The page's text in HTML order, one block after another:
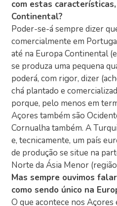
com estas
Continental?
Poder-se-á sempre dizer
comercialmente em
até na Europa Continental
se produza uma pequena
poderá, com rigor, dizer
chá plantado e
porque, pelo menos em
Açores também são
Cornualha também. A
e, tecnicamente, um país
de produção se situe na
Norte da Ásia Menor (região
Mas sempre ouvimos
como sendo único na
O que acontece nos Açores